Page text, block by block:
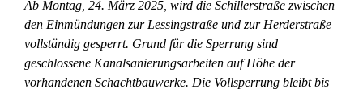
Ab Montag, 24. März 2025, wird die Schillerstraße zwischen
den Einmündungen zur Lessingstraße und zur Herderstraße
vollständig gesperrt. Grund für die Sperrung sind
geschlossene Kanalsanierungsarbeiten auf Höhe der
vorhandenen Schachtbauwerke. Die Vollsperrung bleibt bis